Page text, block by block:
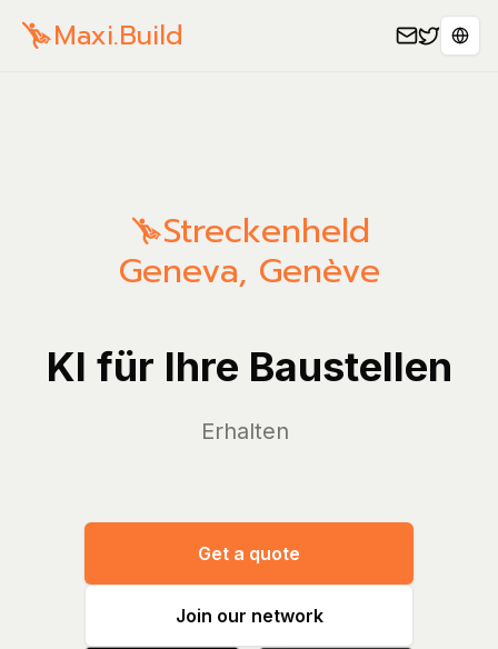
Maxi.Build
Streckenheld
Geneva, Genève
KI für Ihre Baustellen
Ve
Get a quote
Join our network